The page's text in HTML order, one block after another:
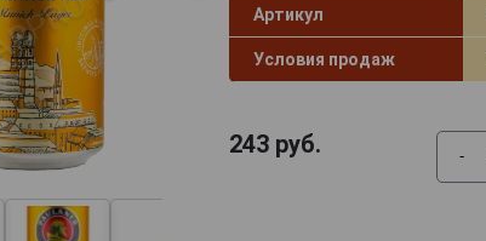
Артикул
Условия продаж
243руб. -